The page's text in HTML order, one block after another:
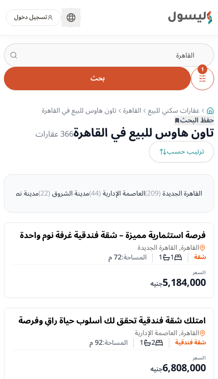
ليسول تسجيل دخول
1
بحث
عقارات سكني للبيع القاهرة تاون هاوس للبيع في القاهرة
حفظ البحث
تاون هاوس للبيع في القاهرة366عقارات
ترتيب حسب
القاهرة الجديدة(
209
)العاصمة الإدارية(
44
)مدينة الشروق(
22
)مدينة نصر
للبيع
فرصة استثمارية مميزة – شقة فندقية غرفة نوم واحدة
بمساحة 72 م² في مشروع Amara بالقاهرة الجديدة
شقةفي
القاهرة, القاهرة الجديدة
شقة عدد غرف النوم
1عدد الحمامات
1 المساحة:72م
السعر
5,184,000جنيه
للبيع
امتلك شقة فندقية تحقق لك أسلوب حياة راقٍ وفرصة
استثمار واعدة في قلب العاصمة الإدارية الجديدة.
شقة فندقيةفي
القاهرة, العاصمة الإدارية
شقة فندقية عدد غرف النوم
2عدد الحمامات
1 المساحة:92م
السعر
6,808,000جنيه